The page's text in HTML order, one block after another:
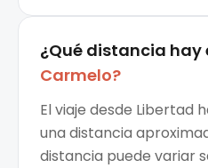
¿Qué distancia hay
Carmelo?
El viaje desde Libertad
una distancia
distancia puede variar